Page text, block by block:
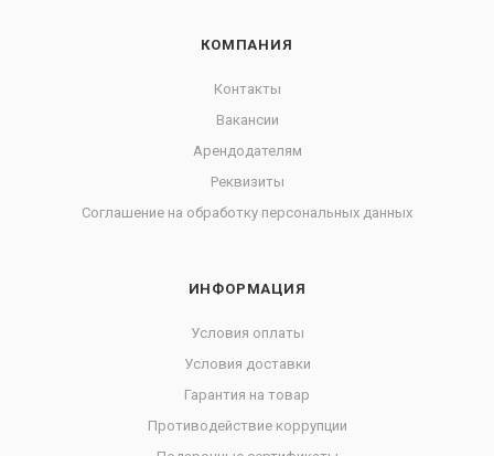
КОМПАНИЯ
Контакты
Вакансии
Арендодателям
Реквизиты
Соглашение на обработку персональных данных
ИНФОРМАЦИЯ
Условия оплаты
Условия доставки
Гарантия на товар
Противодействие коррупции